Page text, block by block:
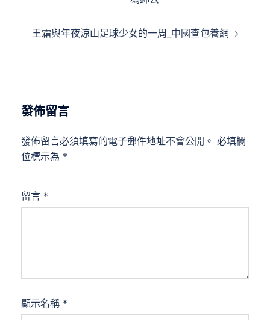
王霜與年夜涼山足球少女的一周_中國查包養網
發佈留言
發佈留言必須填寫的電子郵件地址不會公開。 必填欄
位標示為 *
留言 *
顯示名稱 *